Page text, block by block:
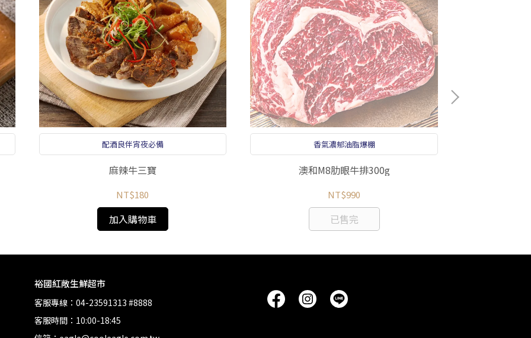
配酒良伴宵夜必備
麻辣牛三寶
NT$180
加入購物車
香氣濃郁油脂爆棚
澳和M8肋眼牛排300g
NT$990
已售完
裕國紅敞生鮮超市
客服專線：04-23591313 #8888
客服時間：10:00-18:45